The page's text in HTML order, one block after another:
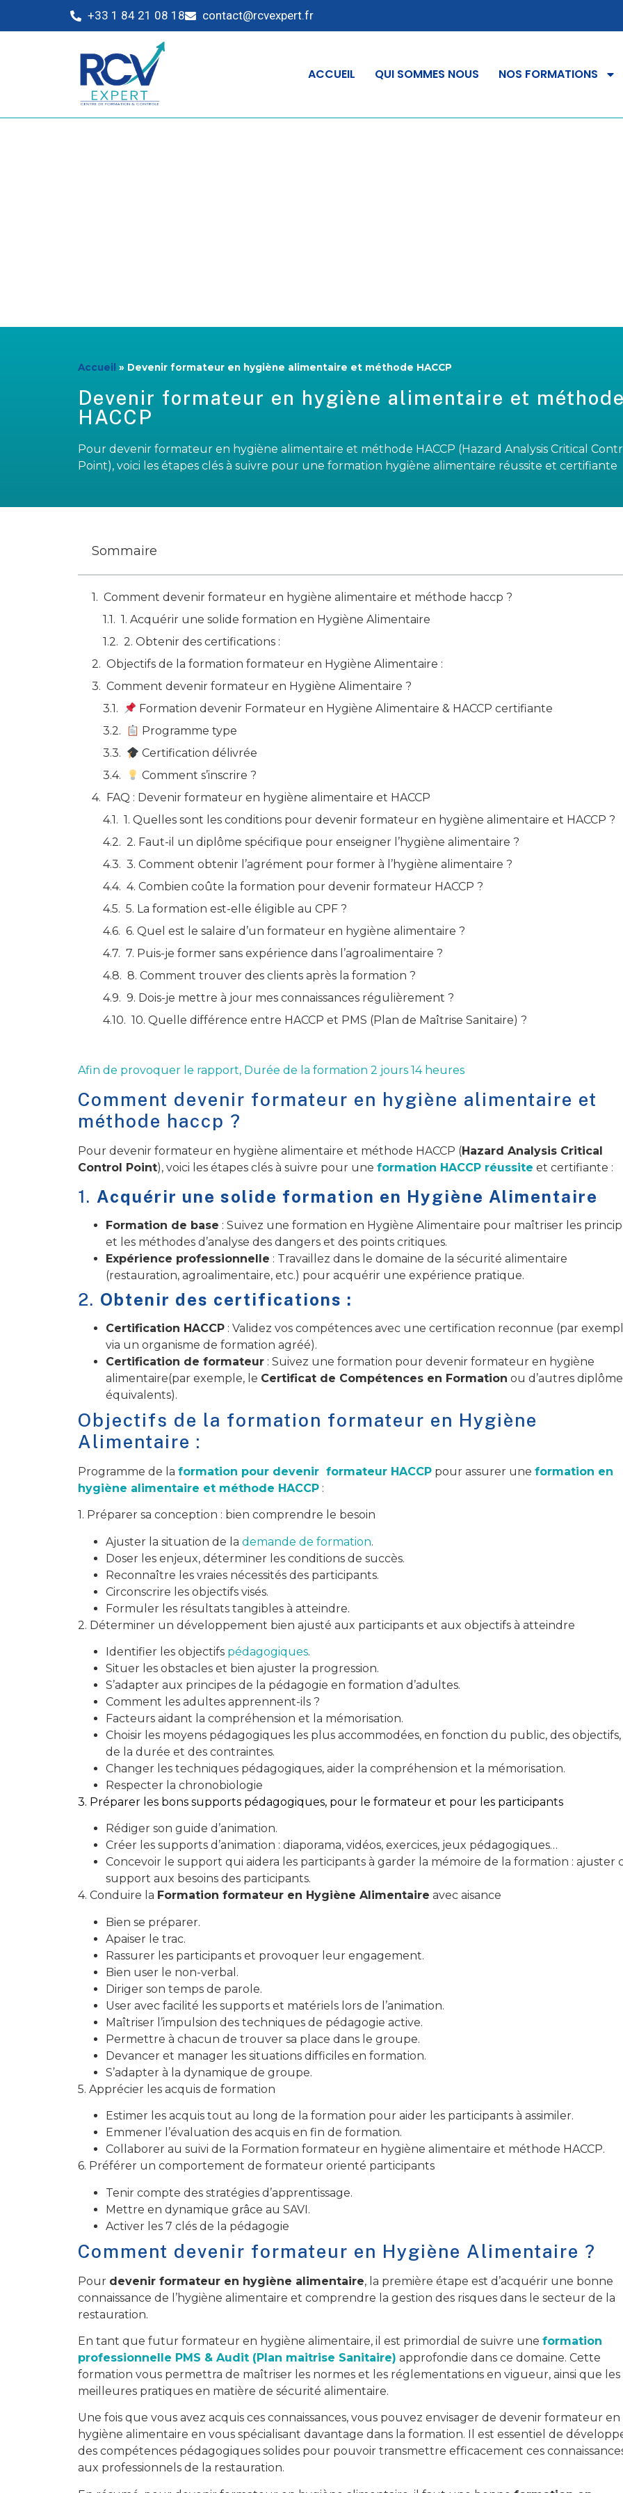
+33 1 84 21 08 18 contact@rcvexpert.fr
ACCUEIL QUI SOMMES NOUS NOS FORMATIONS
Accueil » Devenir formateur en hygiène alimentaire et méthode HACCP
Devenir formateur en hygiène alimentaire et
HACCP
Pour devenir formateur en hygiène alimentaire et méthode HACCP (Hazard Analysis Critical
Point), voici les étapes clés à suivre pour une formation hygiène alimentaire réussite et certifiante
Sommaire
Comment devenir formateur en hygiène alimentaire et méthode haccp ?
1. Acquérir une solide formation en Hygiène Alimentaire
2. Obtenir des certifications :
Objectifs de la formation formateur en Hygiène Alimentaire :
Comment devenir formateur en Hygiène Alimentaire ?
Formation devenir Formateur en Hygiène Alimentaire & HACCP certifiante
Programme type
Certification délivrée
Comment s’inscrire ?
FAQ : Devenir formateur en hygiène alimentaire et HACCP
1. Quelles sont les conditions pour devenir formateur en hygiène alimentaire et HACCP ?
2. Faut-il un diplôme spécifique pour enseigner l’hygiène alimentaire ?
3. Comment obtenir l’agrément pour former à l’hygiène alimentaire ?
4. Combien coûte la formation pour devenir formateur HACCP ?
5. La formation est-elle éligible au CPF ?
6. Quel est le salaire d’un formateur en hygiène alimentaire ?
7. Puis-je former sans expérience dans l’agroalimentaire ?
8. Comment trouver des clients après la formation ?
9. Dois-je mettre à jour mes connaissances régulièrement ?
10. Quelle différence entre HACCP et PMS (Plan de Maîtrise Sanitaire) ?
Afin de provoquer le rapport, Durée de la formation 2 jours 14 heures
Comment devenir formateur en hygiène alimentaire et
méthode haccp ?
Pour devenir formateur en hygiène alimentaire et méthode HACCP (Hazard Analysis Critical
Control Point), voici les étapes clés à suivre pour une formation HACCP réussite et certifiante :
1. Acquérir une solide formation en Hygiène Alimentaire
Formation de base : Suivez une formation en Hygiène Alimentaire pour maîtriser les
et les méthodes d’analyse des dangers et des points critiques.
Expérience professionnelle : Travaillez dans le domaine de la sécurité alimentaire
(restauration, agroalimentaire, etc.) pour acquérir une expérience pratique.
2. Obtenir des certifications :
Certification HACCP : Validez vos compétences avec une certification reconnue (par
via un organisme de formation agréé).
Certification de formateur : Suivez une formation pour devenir formateur en hygiène
alimentaire(par exemple, le Certificat de Compétences en Formation ou d’autres
équivalents).
Objectifs de la formation formateur en Hygiène
Alimentaire :
Programme de la formation pour devenir formateur HACCP pour assurer une formation en
hygiène alimentaire et méthode HACCP :
1. Préparer sa conception : bien comprendre le besoin
Ajuster la situation de la demande de formation.
Doser les enjeux, déterminer les conditions de succès.
Reconnaître les vraies nécessités des participants.
Circonscrire les objectifs visés.
Formuler les résultats tangibles à atteindre.
2. Déterminer un développement bien ajusté aux participants et aux objectifs à atteindre
Identifier les objectifs pédagogiques.
Situer les obstacles et bien ajuster la progression.
S’adapter aux principes de la pédagogie en formation d’adultes.
Comment les adultes apprennent-ils ?
Facteurs aidant la compréhension et la mémorisation.
Choisir les moyens pédagogiques les plus accommodées, en fonction du public, des objectifs,
de la durée et des contraintes.
Changer les techniques pédagogiques, aider la compréhension et la mémorisation.
Respecter la chronobiologie
3. Préparer les bons supports pédagogiques, pour le formateur et pour les participants
Rédiger son guide d’animation.
Créer les supports d’animation : diaporama, vidéos, exercices, jeux pédagogiques…
Concevoir le support qui aidera les participants à garder la mémoire de la formation : ajuster
support aux besoins des participants.
4. Conduire la Formation formateur en Hygiène Alimentaire avec aisance
Bien se préparer.
Apaiser le trac.
Rassurer les participants et provoquer leur engagement.
Bien user le non-verbal.
Diriger son temps de parole.
User avec facilité les supports et matériels lors de l’animation.
Maîtriser l’impulsion des techniques de pédagogie active.
Permettre à chacun de trouver sa place dans le groupe.
Devancer et manager les situations difficiles en formation.
S’adapter à la dynamique de groupe.
5. Apprécier les acquis de formation
Estimer les acquis tout au long de la formation pour aider les participants à assimiler.
Emmener l’évaluation des acquis en fin de formation.
Collaborer au suivi de la Formation formateur en hygiène alimentaire et méthode HACCP.
6. Préférer un comportement de formateur orienté participants
Tenir compte des stratégies d’apprentissage.
Mettre en dynamique grâce au SAVI.
Activer les 7 clés de la pédagogie
Comment devenir formateur en Hygiène Alimentaire ?
Pour devenir formateur en hygiène alimentaire, la première étape est d’acquérir une bonne
connaissance de l’hygiène alimentaire et comprendre la gestion des risques dans le secteur de la
restauration.
En tant que futur formateur en hygiène alimentaire, il est primordial de suivre une formation
professionnelle PMS & Audit (Plan maitrise Sanitaire) approfondie dans ce domaine. Cette
formation vous permettra de maîtriser les normes et les réglementations en vigueur, ainsi que les
meilleures pratiques en matière de sécurité alimentaire.
Une fois que vous avez acquis ces connaissances, vous pouvez envisager de devenir formateur en
hygiène alimentaire en vous spécialisant davantage dans la formation. Il est essentiel de
des compétences pédagogiques solides pour pouvoir transmettre efficacement ces
aux professionnels de la restauration.